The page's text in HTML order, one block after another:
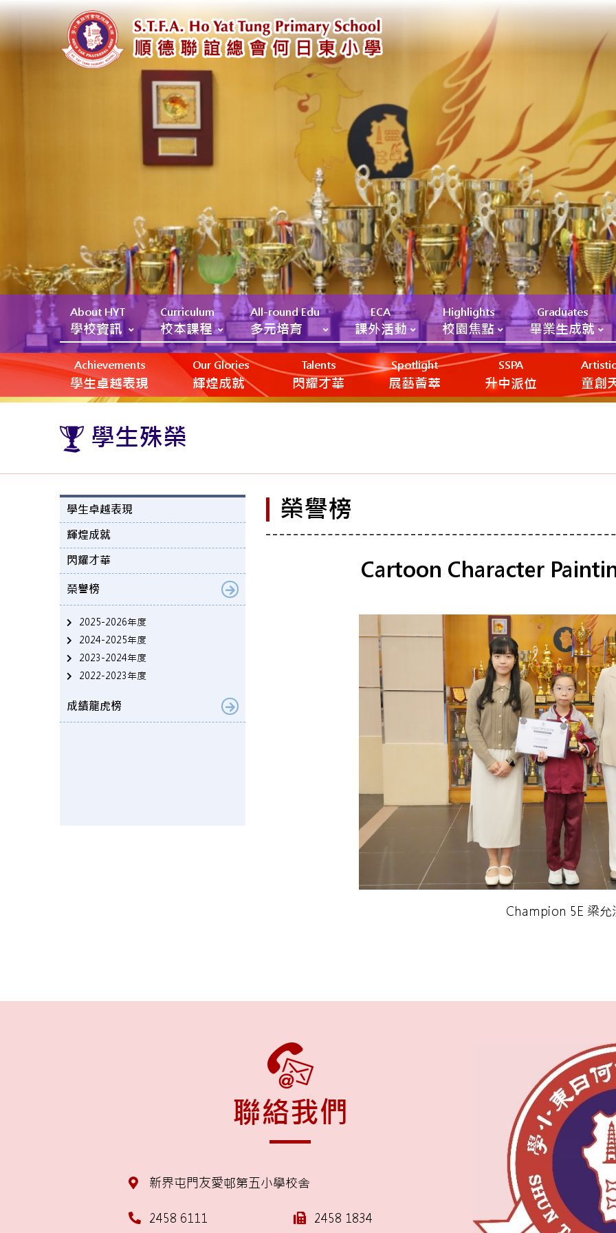
About HYT
學校資訊
Curriculum
校本課程
All-round Edu
多元培育
ECA
課外活動
Highlights
校園焦點
Graduates
畢業生成就
Achievements
學生卓越表現
Our Glories
輝煌成就
Talents
閃耀才華
Spotlight
展藝薈萃
SSPA
升中派位 ㅤ童創
學生殊榮
學生卓越表現
輝煌成就
閃耀才華
榮譽榜
2025-2026年度
2024-2025年度
2023-2024年度
2022-2023年度
成績龍虎榜
榮譽榜
Cartoon Character
Champion 5E 梁允
聯絡我們
新界屯門友愛邨第五小學校舍
2458 6111 2458 1834